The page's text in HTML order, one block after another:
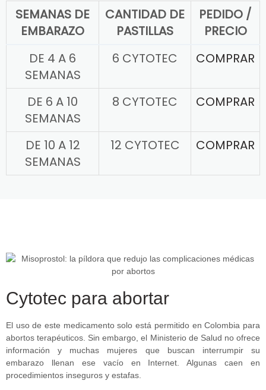
SEMANAS DE
EMBARAZO
CANTIDAD DE
PASTILLAS
PEDIDO /
PRECIO
DE 4 A 6
SEMANAS
6 CYTOTEC COMPRAR
DE 6 A 10
SEMANAS
8 CYTOTEC COMPRAR
DE 10 A 12
SEMANAS
12 CYTOTEC COMPRAR
Cytotec para abortar
El uso de este medicamento solo está permitido en Colombia para
abortos terapéuticos. Sin embargo, el Ministerio de Salud no ofrece
información y muchas mujeres que buscan interrumpir su
embarazo llenan ese vacío en Internet. Algunas caen en
procedimientos inseguros y estafas.